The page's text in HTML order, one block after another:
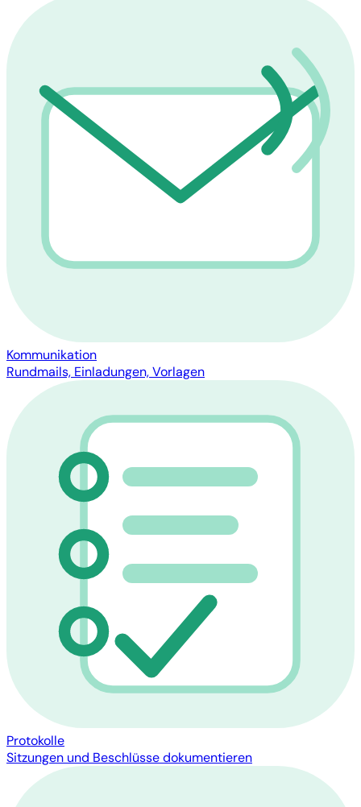
Kommunikation
Rundmails, Einladungen, Vorlagen
Protokolle
Sitzungen und Beschlüsse dokumentieren